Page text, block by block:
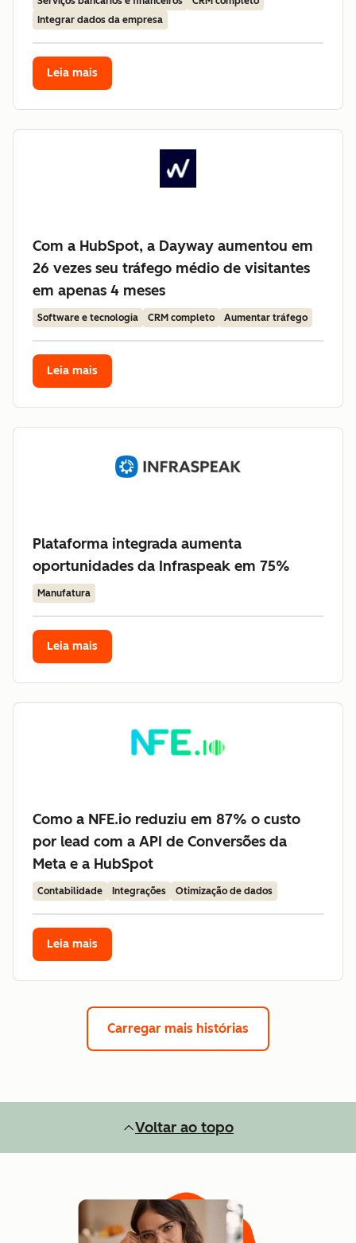
Integrar dados da empresa
Leia mais
Com a HubSpot, a Dayway aumentou em
26 vezes seu tráfego médio de visitantes
em apenas 4 meses
Software e tecnologia CRM completo Aumentar tráfego
Leia mais
Plataforma integrada aumenta
oportunidades da Infraspeak em 75%
Manufatura
Leia mais
Como a NFE.io reduziu em 87% o custo
por lead com a API de Conversões da
Meta e a HubSpot
Contabilidade Integrações Otimização de dados
Leia mais
Carregar mais histórias
Voltar ao topo